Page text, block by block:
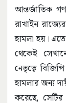
আন্তর্জাতিক
রাখাইন
হামলা হয়।
থেকেই
নেতৃত্বে
হামলার জন্য
করেছে,